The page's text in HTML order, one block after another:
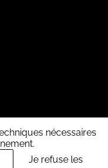
nécessaires
Je refuse les